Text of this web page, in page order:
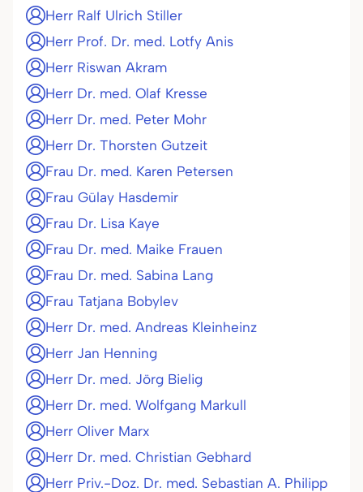
Herr Ralf Ulrich Stiller
Herr Prof. Dr. med. Lotfy Anis
Herr Riswan Akram
Herr Dr. med. Olaf Kresse
Herr Dr. med. Peter Mohr
Herr Dr. Thorsten Gutzeit
Frau Dr. med. Karen Petersen
Frau Gülay Hasdemir
Frau Dr. Lisa Kaye
Frau Dr. med. Maike Frauen
Frau Dr. med. Sabina Lang
Frau Tatjana Bobylev
Herr Dr. med. Andreas Kleinheinz
Herr Jan Henning
Herr Dr. med. Jörg Bielig
Herr Dr. med. Wolfgang Markull
Herr Oliver Marx
Herr Dr. med. Christian Gebhard
Herr Priv.-Doz. Dr. med. Sebastian A. Philipp